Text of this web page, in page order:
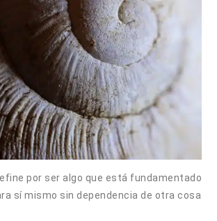
por ser algo que está fundamentado
sí mismo sin dependencia de otra cosa